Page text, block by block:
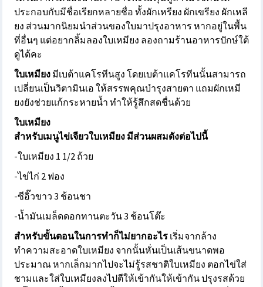
ประกอบกับมีชื่อเรียกหลายชื่อ ทั้งผักเหรียง ผักเขรียง ผักเหลี
ยง ส่วนมากนิยมนำส่วนของใบมาปรุงอาหาร หากอยู่ในพื้น
ที่อื่นๆ แต่อยากลิ้มลองใบเหมียง ลองถามร้านอาหารปักษ์ใต้
ดูได้คะ
ใบเหมียง มีเบต้าแคโรทีนสูง โดยเบต้าแคโรทีนนั้นสามารถ
เปลี่ยนเป็นวิตามินเอ ให้สรรพคุณบำรุงสายตา แถมผักเหมี
ยงยังช่วยแก้กระหายน้ำ ทำให้รู้สึกสดชื่นด้วย
ใบเหมียง
สำหรับเมนูไข่เจียวใบเหมียง มีส่วนผสมดังต่อไปนี้
-ใบเหมียง 1 1/2 ถ้วย
-ไข่ไก่ 2 ฟอง
-ซีอิ๊วขาว 3 ช้อนชา
-น้ำมันเมล็ดดอกทานตะวัน 3 ช้อนโต๊ะ
สำหรับขั้นตอนในการทำก็ไม่ยากอะไร เริ่มจากล้าง
ทำความสะอาดใบเหมียง จากนั้นหั่นเป็นเส้นขนาดพอ
ประมาณ หากเล็กมากไปจะไม่รู้รสชาติใบเหมียง ตอกไข่ใส่
ชามและใส่ใบเหมียงลงไปตีให้เข้ากันให้เข้ากัน ปรุงรสด้วย